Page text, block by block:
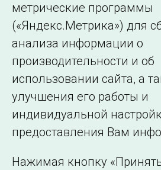
← Все публикации
Подписаться на новости
©2005–2026 АО «СО ЕЭС»
метрические программы
(«Яндекс.Метрика») для
анализа информации о
производительности и об
использовании сайта, а
улучшения его работы и
индивидуальной
предоставления Вам
Нажимая кнопку